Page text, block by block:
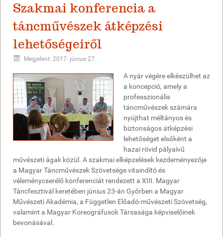
Szakmai konferencia a
táncművészek átképzési
lehetőségeiről
Megjelent: 2017. június 27.
A nyár végére elkészülhet az
a koncepció, amely a
professzionális
táncművészek számára
nyújthat méltányos és
biztonságos átképzési
lehetőséget elsőként a
hazai rövid pályaívű
művészeti ágak közül. A szakmai elképzelések kezdeményezője
a Magyar Táncművészek Szövetsége vitaindító és
véleménycserélő konferenciát rendezett a XIII. Magyar
Táncfesztivál keretében június 23-án Győrben a Magyar
Művészeti Akadémia, a Független Előadó-művészeti Szövetség,
valamint a Magyar Koreográfusok Társasága képviselőinek
bevonásával.